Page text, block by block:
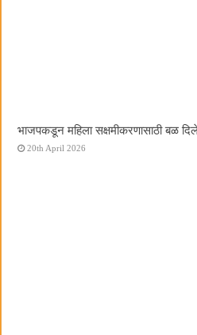
भाजपकडून महिला सक्षमीकरणासाठी बळ
20th April 2026